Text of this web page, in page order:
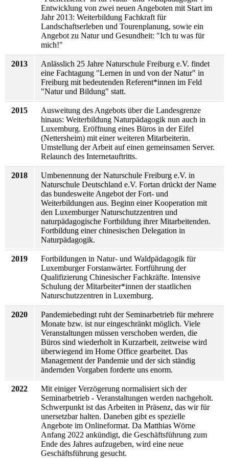
Entwicklung von zwei neuen Angeboten mit Start im
Jahr 2013: Weiterbildung Fachkraft für
Landschaftserleben und Tourenplanung, sowie ein
Angebot zu Natur und Gesundheit: "Ich tu was für
mich!"
2013
Anlässlich 25 Jahre Naturschule Freiburg e.V. findet
eine Fachtagung "Lernen in und von der Natur" in
Freiburg mit bedeutenden Referent*innen im Feld
"Natur und Bildung" statt.
2015
Ausweitung des Angebots über die Landesgrenze
hinaus: Weiterbildung Naturpädagogik nun auch in
Luxemburg. Eröffnung eines Büros in der Eifel
(Nettersheim) mit einer weiteren Mitarbeiterin.
Umstellung der Arbeit auf einen gemeinsamen Server.
Relaunch des Internetauftritts.
2018
Umbenennung der Naturschule Freiburg e.V. in
Naturschule Deutschland e.V. Fortan drückt der Name
das bundesweite Angebot der Fort- und
Weiterbildungen aus. Beginn einer Kooperation mit
den Luxemburger Naturschutzzentren und
naturpädagogische Fortbildung ihrer Mitarbeitenden.
Fortbildung einer chinesischen Delegation in
Naturpädagogik.
2019
Fortbildungen in Natur- und Waldpädagogik für
Luxemburger Forstanwärter. Fortführung der
Qualifizierung Chinesischer Fachkräfte. Intensive
Schulung der Mitarbeiter*innen der staatlichen
Naturschutzzentren in Luxemburg.
2020
Pandemiebedingt ruht der Seminarbetrieb für mehrere
Monate bzw. ist nur eingeschränkt möglich. Viele
Veranstaltungen müssen verschoben werden, die
Büros sind wiederholt in Kurzarbeit, zeitweise wird
überwiegend im Home Office gearbeitet. Das
Management der Pandemie und der sich ständig
ändernden Vorgaben forderte uns enorm.
2022
Mit einiger Verzögerung normalisiert sich der
Seminarbetrieb - Veranstaltungen werden nachgeholt.
Schwerpunkt ist das Arbeiten in Präsenz, das wir für
unersetzbar halten. Daneben gibt es spezielle
Angebote im Onlineformat. Da Matthias Wörne
Anfang 2022 ankündigt, die Geschäftsführung zum
Ende des Jahres aufzugeben, wird eine neue
Geschäftsführung gesucht.